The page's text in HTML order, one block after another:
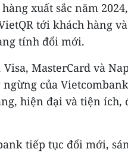
xuất sắc năm
tới khách hàng
tính đổi mới.
MasterCard và
của
hiện đại và tiện ích,
tiếp tục đổi mới,